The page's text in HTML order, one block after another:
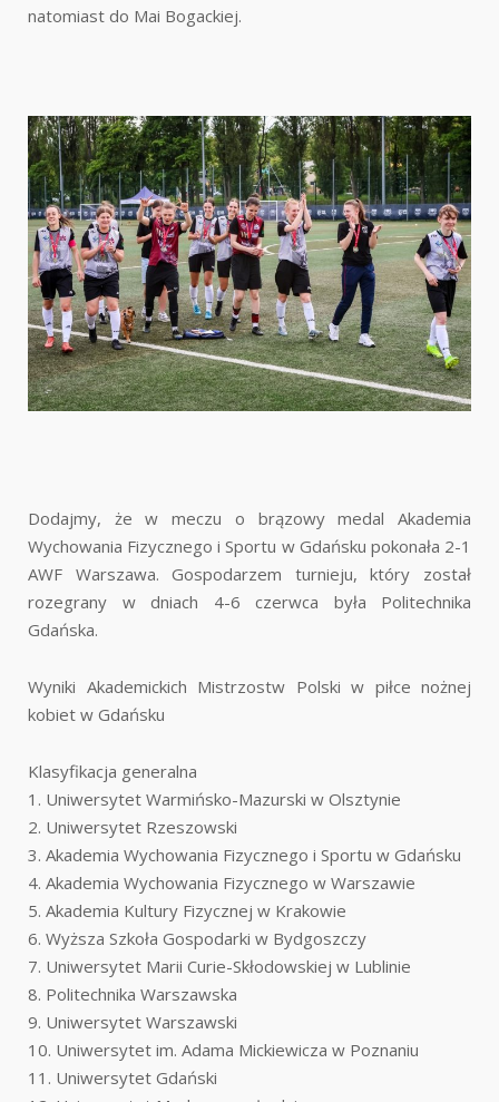
natomiast do Mai Bogackiej.
Dodajmy, że w meczu o brązowy medal Akademia
Wychowania Fizycznego i Sportu w Gdańsku pokonała 2-1
AWF Warszawa. Gospodarzem turnieju, który został
rozegrany w dniach 4-6 czerwca była Politechnika
Gdańska.
Wyniki Akademickich Mistrzostw Polski w piłce nożnej
kobiet w Gdańsku
Klasyfikacja generalna
1. Uniwersytet Warmińsko-Mazurski w Olsztynie
2. Uniwersytet Rzeszowski
3. Akademia Wychowania Fizycznego i Sportu w Gdańsku
4. Akademia Wychowania Fizycznego w Warszawie
5. Akademia Kultury Fizycznej w Krakowie
6. Wyższa Szkoła Gospodarki w Bydgoszczy
7. Uniwersytet Marii Curie-Skłodowskiej w Lublinie
8. Politechnika Warszawska
9. Uniwersytet Warszawski
10. Uniwersytet im. Adama Mickiewicza w Poznaniu
11. Uniwersytet Gdański